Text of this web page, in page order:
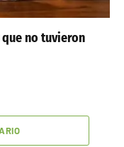
no tuvieron